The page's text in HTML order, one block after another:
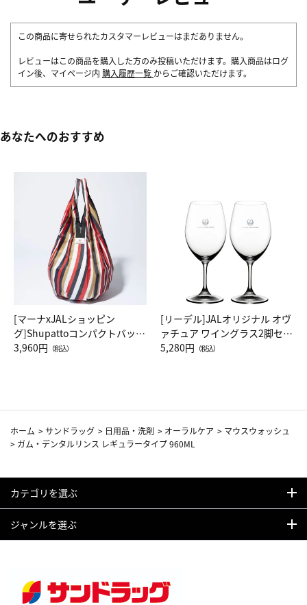
この商品に寄せられたカスタマーレビューはまだありません。
レビューはこの商品を購入した方のみ投稿いただけます。購入商品はログ
イン後、マイページ内 購入履歴一覧 からご確認いただけます。
あなたへのおすすめ
[マーナxJALショッピン
グ]Shupattoコンパクトバッグ
Drop JAL客室乗務員（LC）ス
3,960円 （税込）
[リーデル]JALオリジナル オヴ
ァチュア ワイングラス2脚セッ
ト（レッドワイン）
5,280円 （税込）
ホーム >サンドラッグ > 日用品・洗剤 > オーラルケア > マウスウォッシュ
> ガム・デンタルリンス レギュラータイプ 960ML
カテゴリを選ぶ
ジャンルを選ぶ